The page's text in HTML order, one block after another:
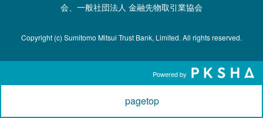
会、一般社団法人 金融先物取引業協会
Copyright (c) Sumitomo Mitsui Trust Bank, Limited. All rights reserved.
Powered by
pagetop